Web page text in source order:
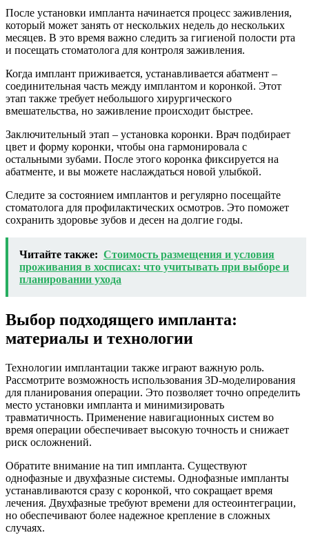
После установки импланта начинается процесс заживления,
который может занять от нескольких недель до нескольких
месяцев. В это время важно следить за гигиеной полости рта
и посещать стоматолога для контроля заживления.
Когда имплант приживается, устанавливается абатмент –
соединительная часть между имплантом и коронкой. Этот
этап также требует небольшого хирургического
вмешательства, но заживление происходит быстрее.
Заключительный этап – установка коронки. Врач подбирает
цвет и форму коронки, чтобы она гармонировала с
остальными зубами. После этого коронка фиксируется на
абатменте, и вы можете наслаждаться новой улыбкой.
Следите за состоянием имплантов и регулярно посещайте
стоматолога для профилактических осмотров. Это поможет
сохранить здоровье зубов и десен на долгие годы.
Читайте также: Стоимость размещения и условия
проживания в хосписах: что учитывать при выборе и
планировании ухода
Выбор подходящего импланта:
материалы и технологии
Технологии имплантации также играют важную роль.
Рассмотрите возможность использования 3D-моделирования
для планирования операции. Это позволяет точно определить
место установки импланта и минимизировать
травматичность. Применение навигационных систем во
время операции обеспечивает высокую точность и снижает
риск осложнений.
Обратите внимание на тип импланта. Существуют
однофазные и двухфазные системы. Однофазные импланты
устанавливаются сразу с коронкой, что сокращает время
лечения. Двухфазные требуют времени для остеоинтеграции,
но обеспечивают более надежное крепление в сложных
случаях.